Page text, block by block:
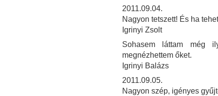
2011.09.04.
Nagyon tetszett! És ha
Igrinyi Zsolt
Sohasem láttam még
megnézhettem őket.
Igrinyi Balázs
2011.09.05.
Nagyon szép, igényes